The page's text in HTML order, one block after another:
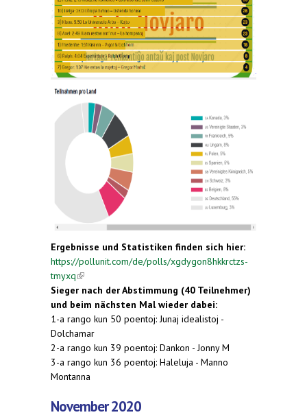
Ergebnisse und Statistiken finden sich hier:
https://pollunit.com/de/polls/xgdygon8hkkrctzs-
tmyxq(link is external)
Sieger nach der Abstimmung (40 Teilnehmer)
und beim nächsten Mal wieder dabei:
1-a rango kun 50 poentoj: Junaj idealistoj -
Dolchamar
2-a rango kun 39 poentoj: Dankon - Jonny M
3-a rango kun 36 poentoj: Haleluja - Manno
Montanna
November 2020